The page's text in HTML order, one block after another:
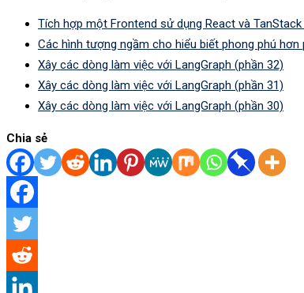
Tích hợp một Frontend sử dụng React và TanStack
Các hình tượng ngầm cho hiểu biết phong phú
Xây các dòng làm việc với LangGraph (phần 32)
Xây các dòng làm việc với LangGraph (phần 31)
Xây các dòng làm việc với LangGraph (phần 30)
Chia sẻ